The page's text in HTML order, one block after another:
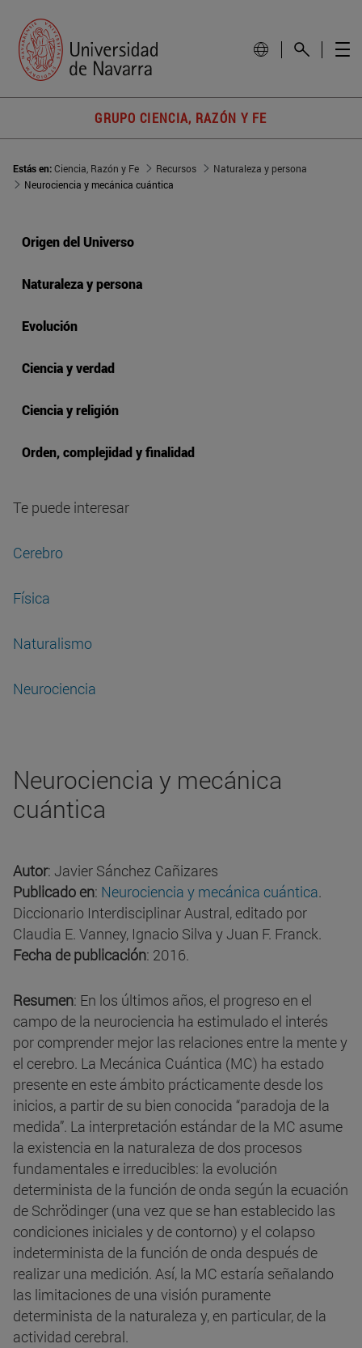
GRUPO CIENCIA, RAZÓN Y FE
Estás en:Ciencia, Razón y Fe Recursos
Naturaleza y persona
Neurociencia y mecánica cuántica
Origen del Universo
Naturaleza y persona
Evolución
Ciencia y verdad
Ciencia y religión
Orden, complejidad y finalidad
Te puede interesar
Cerebro
Física
Naturalismo
Neurociencia
Neurociencia y mecánica
cuántica
Autor: Javier Sánchez Cañizares
Publicado en: Neurociencia y mecánica cuántica.
Diccionario Interdisciplinar Austral, editado por
Claudia E. Vanney, Ignacio Silva y Juan F. Franck.
Fecha de publicación: 2016.
Resumen: En los últimos años, el progreso en el
campo de la neurociencia ha estimulado el interés
por comprender mejor las relaciones entre la mente y
el cerebro. La Mecánica Cuántica (MC) ha estado
presente en este ámbito prácticamente desde los
inicios, a partir de su bien conocida “paradoja de la
medida”. La interpretación estándar de la MC asume
la existencia en la naturaleza de dos procesos
fundamentales e irreducibles: la evolución
determinista de la función de onda según la ecuación
de Schrödinger (una vez que se han establecido las
condiciones iniciales y de contorno) y el colapso
indeterminista de la función de onda después de
realizar una medición. Así, la MC estaría señalando
las limitaciones de una visión puramente
determinista de la naturaleza y, en particular, de la
actividad cerebral.